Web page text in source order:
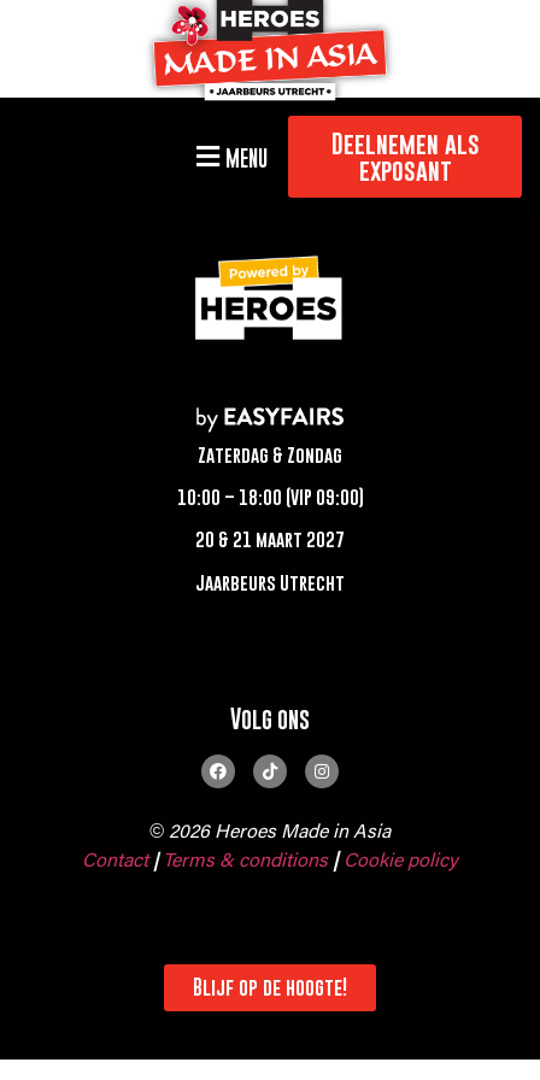
MENU
Deelnemen als
exposant
Zaterdag & Zondag
10:00 – 18:00 (VIP 09:00)
20 & 21 maart 2027
Jaarbeurs Utrecht
Volg ons
© 2026 Heroes Made in Asia
Contact | Terms & conditions | Cookie policy
Blijf op de hoogte!